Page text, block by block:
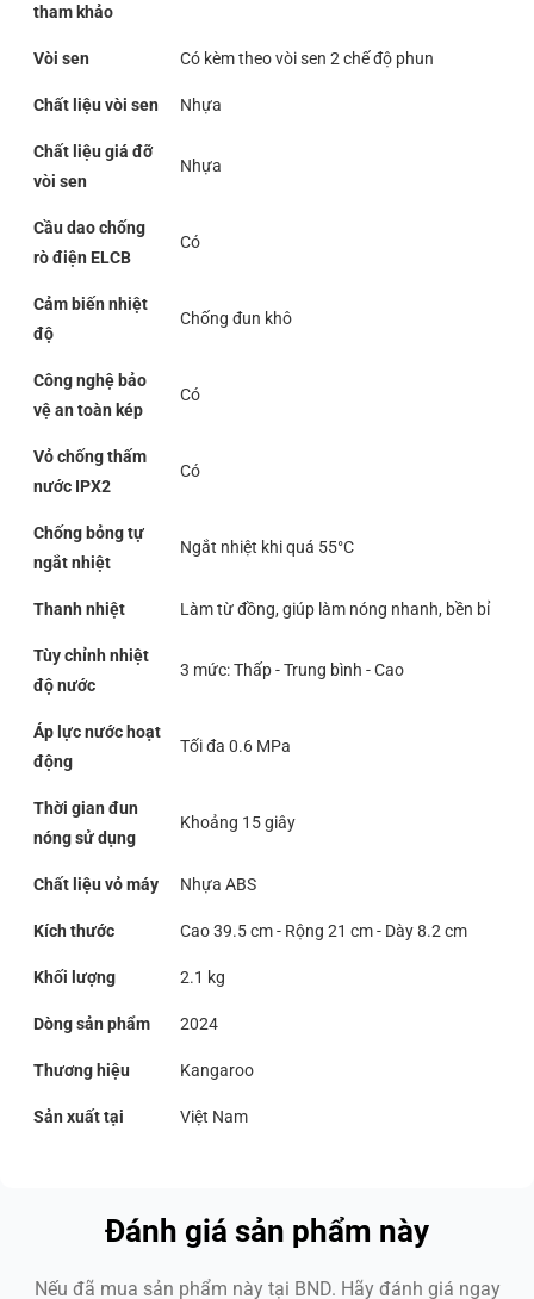
tham khảo
Vòi sen Có kèm theo vòi sen 2 chế độ phun
Chất liệu vòi sen Nhựa
Chất liệu giá đỡ
vòi sen
Nhựa
Cầu dao chống
rò điện ELCB
Có
Cảm biến nhiệt
độ
Chống đun khô
Công nghệ bảo
vệ an toàn kép
Có
Vỏ chống thấm
nước IPX2
Có
Chống bỏng tự
ngắt nhiệt
Ngắt nhiệt khi quá 55°C
Thanh nhiệt Làm từ đồng, giúp làm nóng nhanh, bền bỉ
Tùy chỉnh nhiệt
độ nước
3 mức: Thấp - Trung bình - Cao
Áp lực nước hoạt
động
Tối đa 0.6 MPa
Thời gian đun
nóng sử dụng
Khoảng 15 giây
Chất liệu vỏ máy Nhựa ABS
Kích thước Cao 39.5 cm - Rộng 21 cm - Dày 8.2 cm
Khối lượng 2.1 kg
Dòng sản phẩm 2024
Thương hiệu Kangaroo
Sản xuất tại Việt Nam
Đánh giá sản phẩm này
Nếu đã mua sản phẩm này tại BND. Hãy đánh giá ngay